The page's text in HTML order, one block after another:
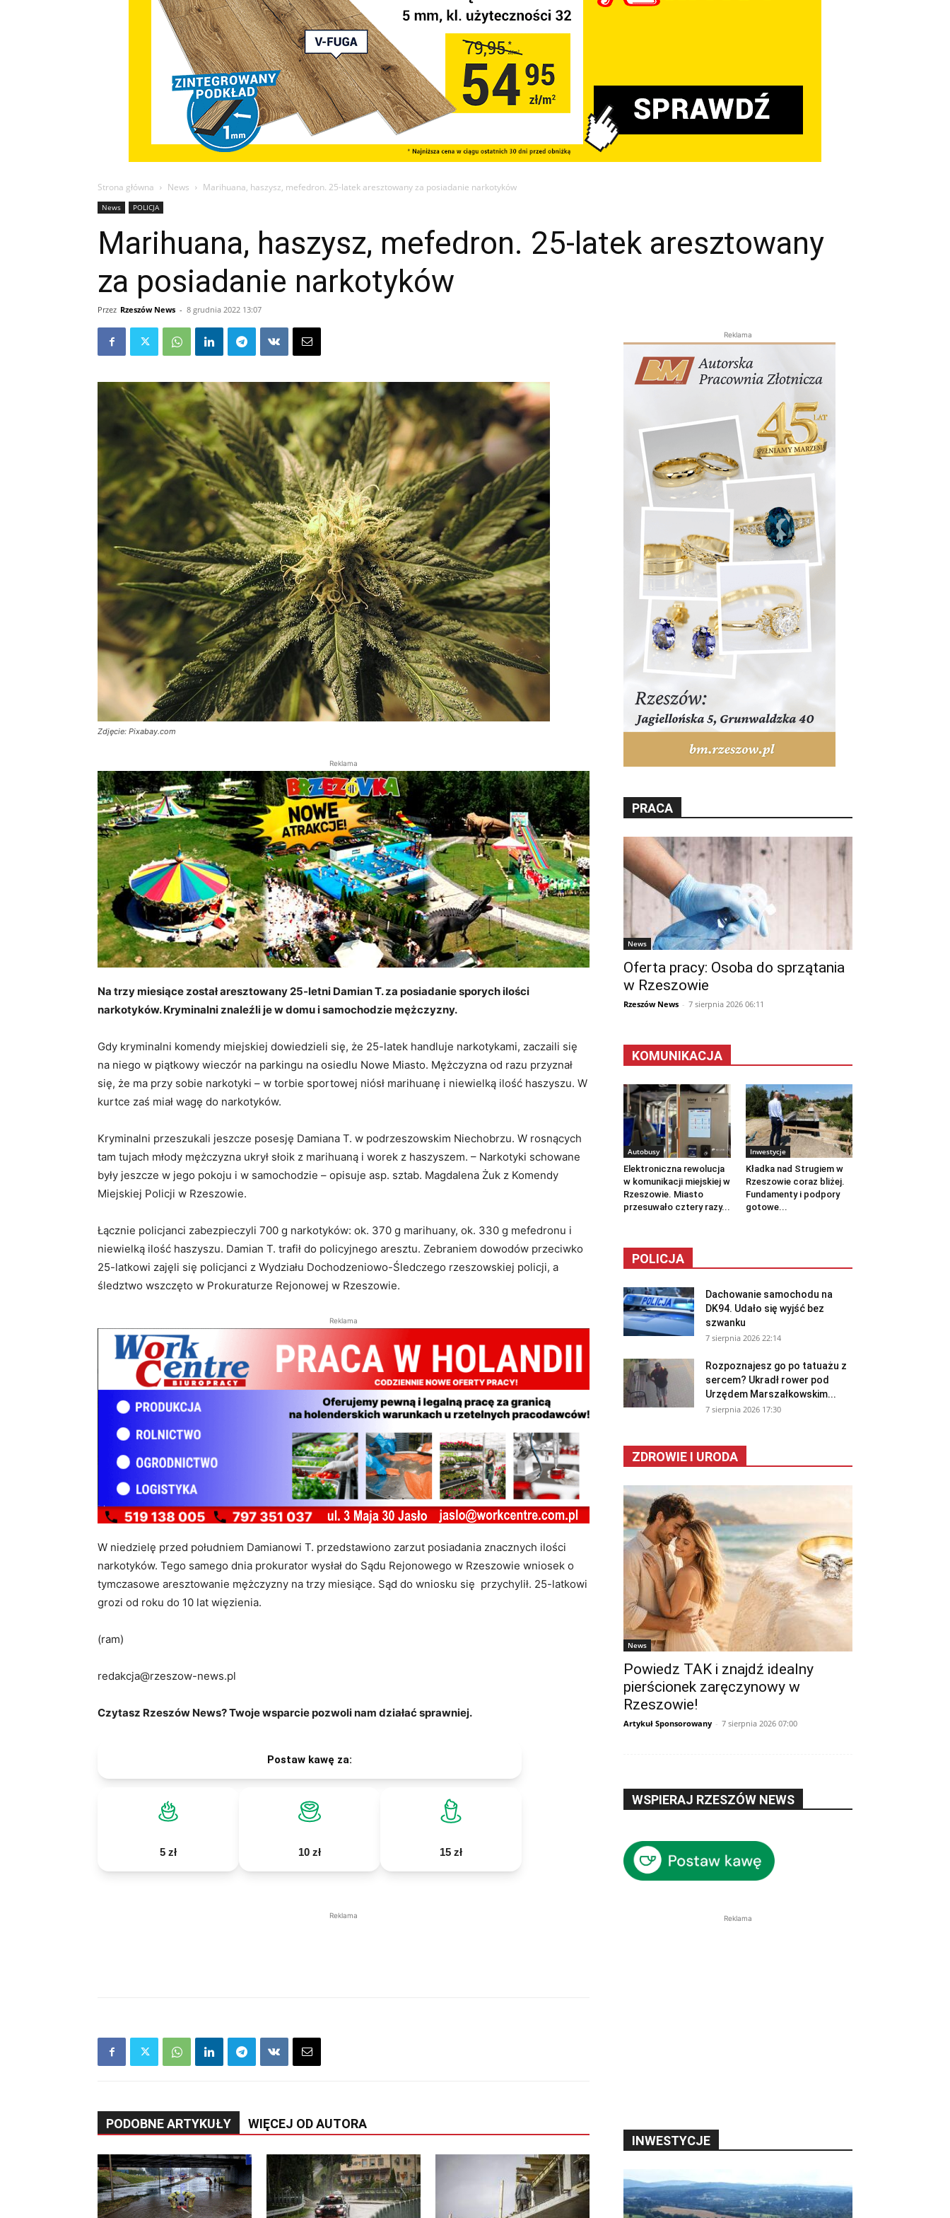
Strona główna News Marihuana, haszysz, mefedron. 25-latek aresztowany za posiadanie narkotyków
News POLICJA
Marihuana, haszysz, mefedron. 25-latek aresztowany
za posiadanie narkotyków
Przez Rzeszów News - 8 grudnia 2022 13:07
Zdjęcie: Pixabay.com
Reklama
Na trzy miesiące został aresztowany 25-letni Damian T. za posiadanie sporych ilości
narkotyków. Kryminalni znaleźli je w domu i samochodzie mężczyzny.
Gdy kryminalni komendy miejskiej dowiedzieli się, że 25-latek handluje narkotykami, zaczaili się
na niego w piątkowy wieczór na parkingu na osiedlu Nowe Miasto. Mężczyzna od razu przyznał
się, że ma przy sobie narkotyki – w torbie sportowej niósł marihuanę i niewielką ilość haszyszu. W
kurtce zaś miał wagę do narkotyków.
Kryminalni przeszukali jeszcze posesję Damiana T. w podrzeszowskim Niechobrzu. W rosnących
tam tujach młody mężczyzna ukrył słoik z marihuaną i worek z haszyszem. – Narkotyki schowane
były jeszcze w jego pokoju i w samochodzie – opisuje asp. sztab. Magdalena Żuk z Komendy
Miejskiej Policji w Rzeszowie.
Łącznie policjanci zabezpieczyli 700 g narkotyków: ok. 370 g marihuany, ok. 330 g mefedronu i
niewielką ilość haszyszu. Damian T. trafił do policyjnego aresztu. Zebraniem dowodów przeciwko
25-latkowi zajęli się policjanci z Wydziału Dochodzeniowo-Śledczego rzeszowskiej policji, a
śledztwo wszczęto w Prokuraturze Rejonowej w Rzeszowie.
Reklama
W niedzielę przed południem Damianowi T. przedstawiono zarzut posiadania znacznych ilości
narkotyków. Tego samego dnia prokurator wysłał do Sądu Rejonowego w Rzeszowie wniosek o
tymczasowe aresztowanie mężczyzny na trzy miesiące. Sąd do wniosku się przychylił. 25-latkowi
grozi od roku do 10 lat więzienia.
(ram)
redakcja@rzeszow-news.pl
Czytasz Rzeszów News? Twoje wsparcie pozwoli nam działać sprawniej.
Postaw kawę za:
5 zł 10 zł 15 zł
Reklama
PODOBNE ARTYKUŁY WIĘCEJ OD AUTORA
Reklama
PRACA
News
Oferta pracy: Osoba do sprzątania
w Rzeszowie
Rzeszów News - 7 sierpnia 2026 06:11
KOMUNIKACJA
Autobusy
Elektroniczna rewolucja
w komunikacji miejskiej w
Rzeszowie. Miasto
przesuwało cztery razy...
Inwestycje
Kładka nad Strugiem w
Rzeszowie coraz bliżej.
Fundamenty i podpory
gotowe...
POLICJA
Dachowanie samochodu na
DK94. Udało się wyjść bez
szwanku
7 sierpnia 2026 22:14
Rozpoznajesz go po tatuażu z
sercem? Ukradł rower pod
Urzędem Marszałkowskim...
7 sierpnia 2026 17:30
ZDROWIE I URODA
News
Powiedz TAK i znajdź idealny
pierścionek zaręczynowy w
Rzeszowie!
Artykuł Sponsorowany - 7 sierpnia 2026 07:00
WSPIERAJ RZESZÓW NEWS
Reklama
INWESTYCJE